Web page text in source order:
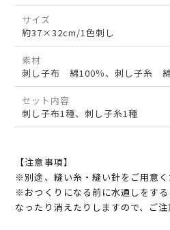
サイズ
約37×32cm/1色刺し
素材
刺し子布 綿100％、刺し子糸
セット内容
刺し子布1種、刺し子糸1種
【注意事項】
※別途、縫い糸・縫い針をご用意く
※おつくりになる前に水通しをする
なったり消えたりしますので、ご注